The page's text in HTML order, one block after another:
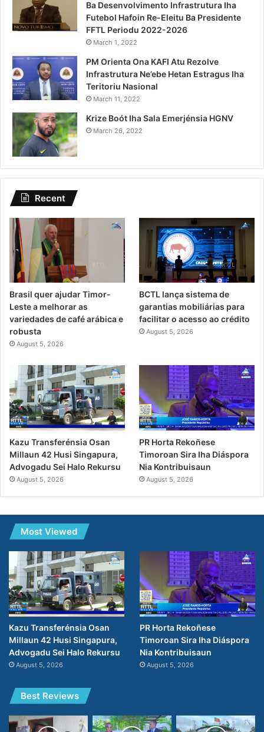
Ba Desenvolvimento Infrastrutura Iha
Futebol Hafoin Re-Eleitu Ba Presidente
FFTL Periodu 2022-2026
March 1, 2022
PM Orienta Ona KAFI Atu Rezolve
Infrastrutura Ne’ebe Hetan Estragus Iha
Teritoriu Nasional
March 11, 2022
Krize Boót Iha Sala Emerjénsia HGNV
March 26, 2022
Recent
Brasil quer ajudar Timor-
Leste a melhorar as
variedades de café arábica e
robusta
August 5, 2026
BCTL lança sistema de
garantias mobiliárias para
facilitar o acesso ao crédito
August 5, 2026
Kazu Transferénsia Osan
Millaun 42 Husi Singapura,
Advogadu Sei Halo Rekursu
August 5, 2026
PR Horta Rekoñese
Timoroan Sira Iha Diáspora
Nia Kontribuisaun
August 5, 2026
Most Viewed
Kazu Transferénsia Osan
Millaun 42 Husi Singapura,
Advogadu Sei Halo Rekursu
August 5, 2026
PR Horta Rekoñese
Timoroan Sira Iha Diáspora
Nia Kontribuisaun
August 5, 2026
Best Reviews